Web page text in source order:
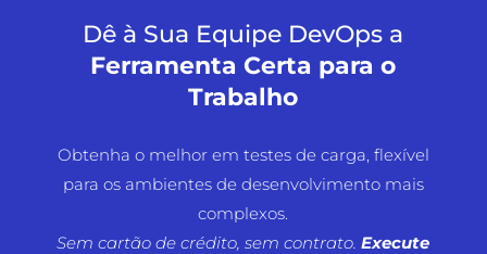
Dê à Sua Equipe DevOps a
Ferramenta Certa para o
Trabalho
Obtenha o melhor em testes de carga, flexível
para os ambientes de desenvolvimento mais
complexos.
Sem cartão de crédito, sem contrato.Execute